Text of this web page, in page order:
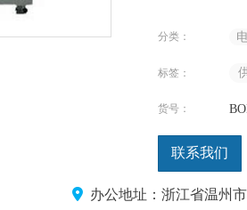
分类：
标签：
货号：
联系我们
办公地址：浙江省温州